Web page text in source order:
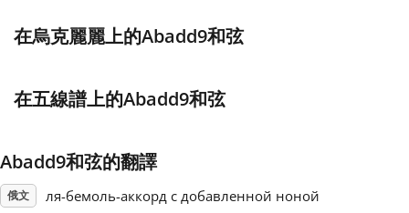
日本語
Polski
Português
在烏克麗麗上的Abadd9和弦
在五線譜上的Abadd9和弦
Abadd9和弦的翻譯
俄文 ля-бемоль-аккорд с добавленной ноной